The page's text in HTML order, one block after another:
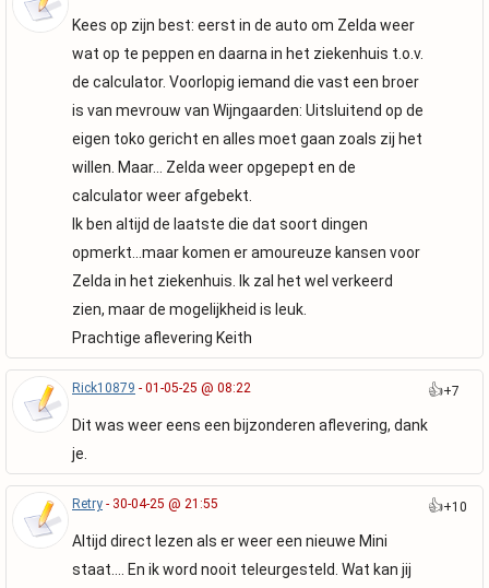
Kees op zijn best: eerst in de auto om Zelda weer
wat op te peppen en daarna in het ziekenhuis t.o.v.
de calculator. Voorlopig iemand die vast een broer
is van mevrouw van Wijngaarden: Uitsluitend op de
eigen toko gericht en alles moet gaan zoals zij het
willen. Maar... Zelda weer opgepept en de
calculator weer afgebekt.
Ik ben altijd de laatste die dat soort dingen
opmerkt...maar komen er amoureuze kansen voor
Zelda in het ziekenhuis. Ik zal het wel verkeerd
zien, maar de mogelijkheid is leuk.
Prachtige aflevering Keith
Rick10879 - 01-05-25 @ 08:22
Dit was weer eens een bijzonderen aflevering, dank
je.
👍+7
Retry - 30-04-25 @ 21:55
Altijd direct lezen als er weer een nieuwe Mini
staat…. En ik word nooit teleurgesteld. Wat kan jij
👍+10